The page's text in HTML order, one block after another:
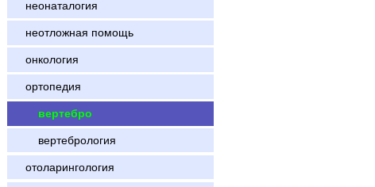
неонаталогия
неотложная помощь
онкология
ортопедия
вертебро
вертебрология
отоларингология